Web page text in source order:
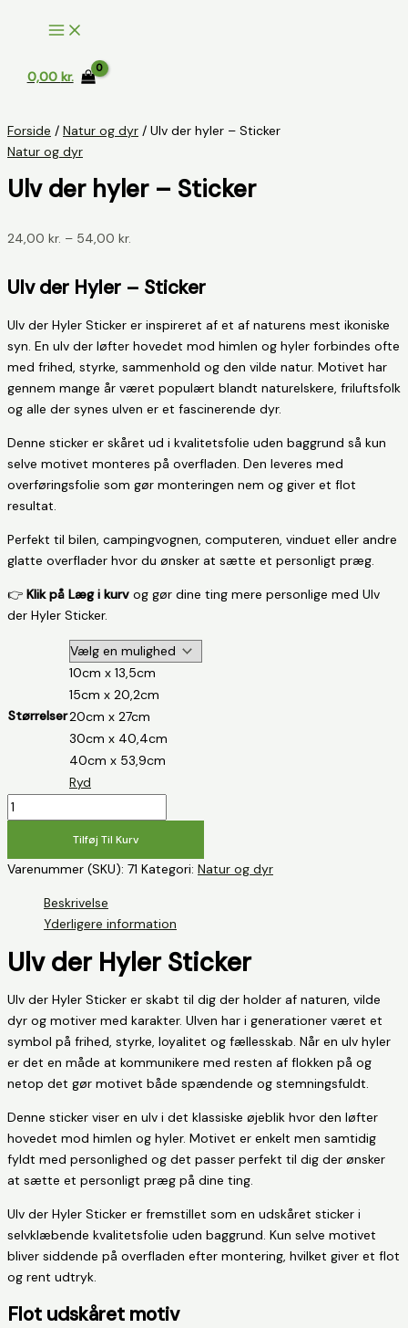
0,00 kr.
Forside / Natur og dyr / Ulv der hyler – Sticker
Natur og dyr
Ulv der hyler – Sticker
24,00 kr. – 54,00 kr.
Ulv der Hyler – Sticker
Ulv der Hyler Sticker er inspireret af et af naturens mest ikoniske
syn. En ulv der løfter hovedet mod himlen og hyler forbindes ofte
med frihed, styrke, sammenhold og den vilde natur. Motivet har
gennem mange år været populært blandt naturelskere, friluftsfolk
og alle der synes ulven er et fascinerende dyr.
Denne sticker er skåret ud i kvalitetsfolie uden baggrund så kun
selve motivet monteres på overfladen. Den leveres med
overføringsfolie som gør monteringen nem og giver et flot
resultat.
Perfekt til bilen, campingvognen, computeren, vinduet eller andre
glatte overflader hvor du ønsker at sætte et personligt præg.
👉 Klik på Læg i kurv og gør dine ting mere personlige med Ulv
der Hyler Sticker.
Størrelser
10cm x 13,5cm
15cm x 20,2cm
20cm x 27cm
30cm x 40,4cm
40cm x 53,9cm
Ryd
Ulv
der
-
Tilføj Til Kurv
Varenummer (SKU): 71 Kategori: Natur og dyr
Beskrivelse
Yderligere information
Ulv der Hyler Sticker
Ulv der Hyler Sticker er skabt til dig der holder af naturen, vilde
dyr og motiver med karakter. Ulven har i generationer været et
symbol på frihed, styrke, loyalitet og fællesskab. Når en ulv hyler
er det en måde at kommunikere med resten af flokken på og
netop det gør motivet både spændende og stemningsfuldt.
Denne sticker viser en ulv i det klassiske øjeblik hvor den løfter
hovedet mod himlen og hyler. Motivet er enkelt men samtidig
fyldt med personlighed og det passer perfekt til dig der ønsker
at sætte et personligt præg på dine ting.
Ulv der Hyler Sticker er fremstillet som en udskåret sticker i
selvklæbende kvalitetsfolie uden baggrund. Kun selve motivet
bliver siddende på overfladen efter montering, hvilket giver et flot
og rent udtryk.
Flot udskåret motiv